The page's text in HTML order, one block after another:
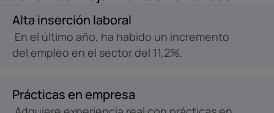
Alta inserción laboral
En el último año, ha habido un incremento
del empleo en el sector del 11,2%.
Prácticas en empresa